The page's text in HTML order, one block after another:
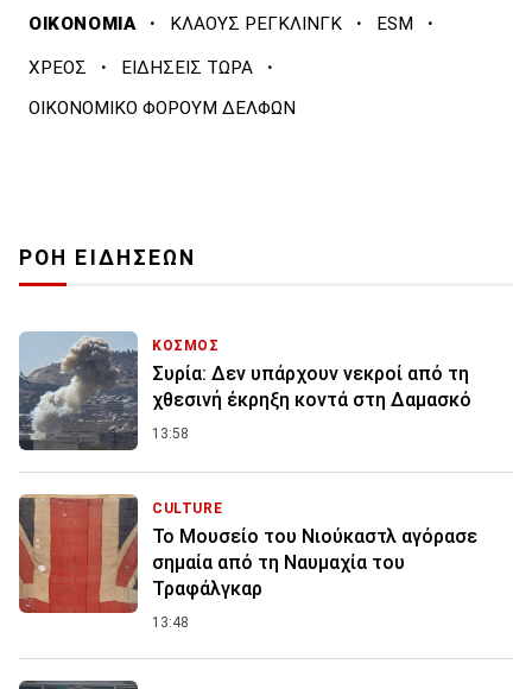
ΟΙΚΟΝΟΜΙΑ · ΚΛΑΟΥΣ ΡΕΓΚΛΙΝΓΚ · ESM ·
ΧΡΕΟΣ · ΕΙΔΗΣΕΙΣ ΤΩΡΑ ·
ΟΙΚΟΝΟΜΙΚΟ ΦΟΡΟΥΜ ΔΕΛΦΩΝ
ΡΟΗ ΕΙΔΗΣΕΩΝ
ΚΟΣΜΟΣ
Συρία: Δεν υπάρχουν νεκροί από τη
χθεσινή έκρηξη κοντά στη Δαμασκό
13:58
CULTURE
Το Μουσείο του Νιούκαστλ αγόρασε
σημαία από τη Ναυμαχία του
Τραφάλγκαρ
13:48